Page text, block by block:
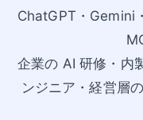
ChatGPT・Gemini
企業の AI 研修・内
ンジニア・経営層